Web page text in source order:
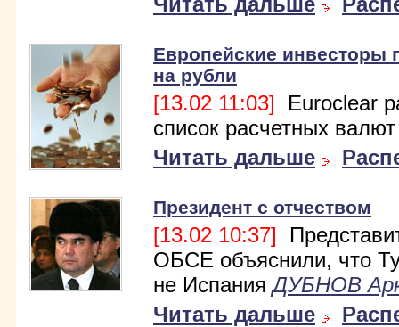
Европейские инвесторы
на рубли
[13.02 11:03] Euroclear
список расчетных валют
Читать дальше
Президент с отчеством
[13.02 10:37]
ОБСЕ объяснили, что
не ИспанияДУБНОВ
Читать дальше